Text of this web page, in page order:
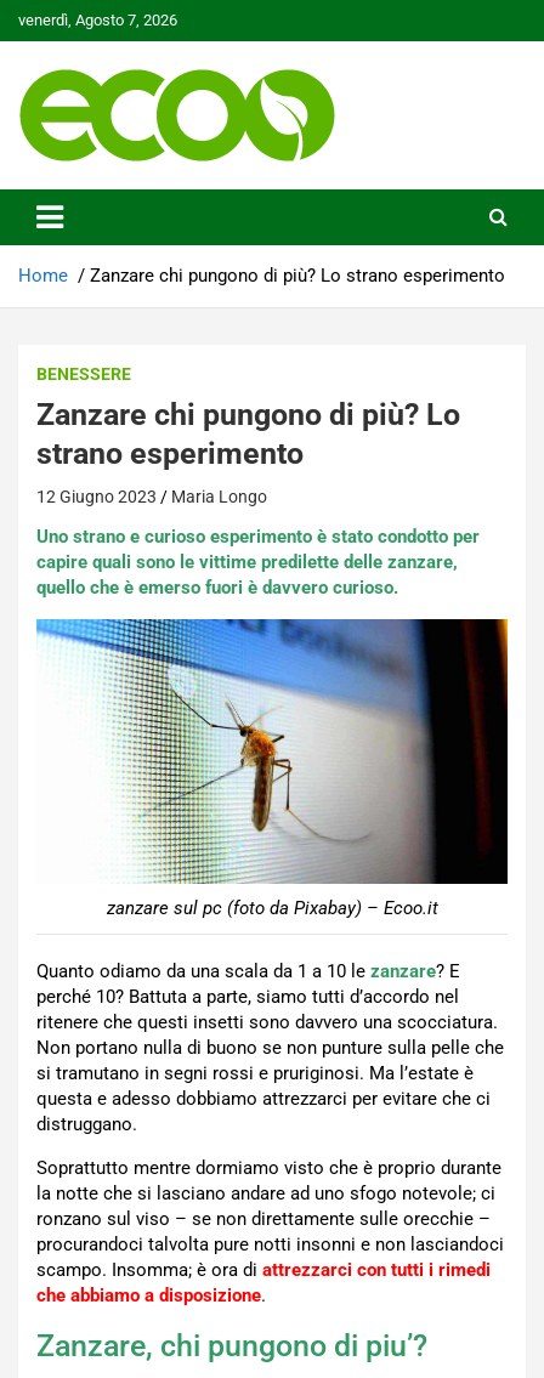
to
venerdì, Agosto 7, 2026
Ecoo.it
Home Zanzare chi pungono di più? Lo strano esperimento
BENESSERE
Zanzare chi pungono di più? Lo
strano esperimento
12 Giugno 2023 Maria Longo
Uno strano e curioso esperimento è stato condotto per
capire quali sono le vittime predilette delle zanzare,
quello che è emerso fuori è davvero curioso.
zanzare sul pc (foto da Pixabay) – Ecoo.it
Quanto odiamo da una scala da 1 a 10 le zanzare? E
perché 10? Battuta a parte, siamo tutti d’accordo nel
ritenere che questi insetti sono davvero una scocciatura.
Non portano nulla di buono se non punture sulla pelle che
si tramutano in segni rossi e pruriginosi. Ma l’estate è
questa e adesso dobbiamo attrezzarci per evitare che ci
distruggano.
Soprattutto mentre dormiamo visto che è proprio durante
la notte che si lasciano andare ad uno sfogo notevole; ci
ronzano sul viso – se non direttamente sulle orecchie –
procurandoci talvolta pure notti insonni e non lasciandoci
scampo. Insomma; è ora di attrezzarci con tutti i rimedi
che abbiamo a disposizione.
Zanzare, chi pungono di piu’?